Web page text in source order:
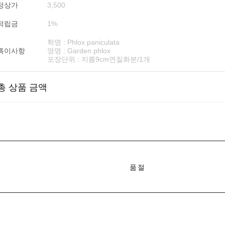
상가 3,500
립금 1%
이사항
학명 : Phlox paniculata
영명 : Garden phlox
포장단위 : 지름9cm연질화분/1개
상품 금액
품절